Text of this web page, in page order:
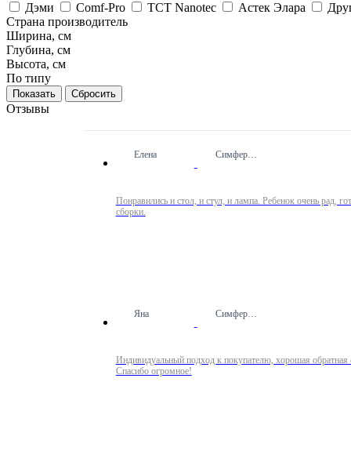
Дэми
Comf-Pro TCT Nanotec Астек Элара
Страна производитель
Ширина, см
Глубина, см
Высота, см
По типу
Сбросить
Отзывы
Елена Симферополь
Понравились и стол, и стул, и лампа. Ребенок очень рад,
сборки.
Яна Симферополь
Индивидуальный подход к покупателю, хорошая обратная
Спасибо огромное!